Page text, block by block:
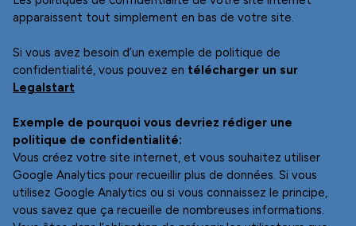
télécharger un sur
Legalstart
Exemple de pourquoi vous devriez rédiger une
politique de confidentialité: